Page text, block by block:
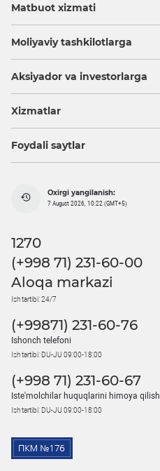
Matbuot xizmati
Moliyaviy tashkilotlarga
Aksiyador va investorlarga
Xizmatlar
Foydali saytlar
Oxirgi yangilanish:
7 August 2026, 10:22 (GMT+5)
1270
(+998 71) 231-60-00
Aloqa markazi
Ish tartibi: 24/7
(+99871) 231-60-76
Ishonch telefoni
Ish tartibi: DU-JU 09:00-18:00
(+998 71) 231-60-67
Iste'molchilar huquqlarini himoya qilish
Ish tartibi: DU-JU 09:00-18:00